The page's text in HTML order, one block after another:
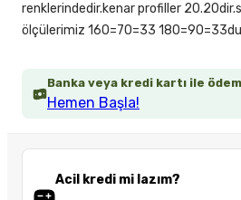
Banka veya kredi kartı ile
Hemen Başla!
Acil kredi mi lazım?
renklerindedir.kenar profiller
ölçülerimiz 160=70=33